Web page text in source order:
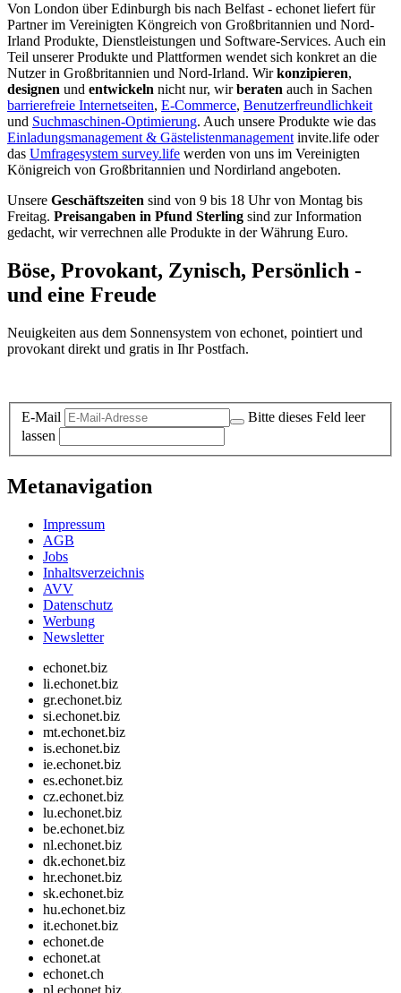
Von London über Edinburgh bis nach Belfast - echonet liefert für
Partner im Vereinigten Köngreich von Großbritannien und Nord-
Irland Produkte, Dienstleistungen und Software-Services. Auch ein
Teil unserer Produkte und Plattformen wendet sich konkret an die
Nutzer in Großbritannien und Nord-Irland. Wirkonzipieren,
designen und entwickeln nicht nur, wirberaten auch in Sachen
barrierefreie Internetseiten, E-Commerce, Benutzerfreundlichkeit
und Suchmaschinen-Optimierung. Auch unsere Produkte wie das
Einladungsmanagement & Gästelistenmanagement invite.life oder
das Umfragesystem survey.life werden von uns im Vereinigten
Königreich von Großbritannien und Nordirland angeboten.
Unsere Geschäftszeiten sind von 9 bis 18 Uhr von Montag bis
Freitag. Preisangaben in Pfund Sterling sind zur Information
gedacht, wir verrechnen alle Produkte in der Währung Euro.
Böse, Provokant, Zynisch, Persönlich -
und eine Freude
Neuigkeiten aus dem Sonnensystem von echonet, pointiert und
provokant direkt und gratis in Ihr Postfach.
E-Mail
Bitte dieses Feld leer
lassen
Metanavigation
Impressum
AGB
Jobs
Inhaltsverzeichnis
AVV
Datenschutz
Werbung
Newsletter
echonet.biz
li.echonet.biz
gr.echonet.biz
si.echonet.biz
mt.echonet.biz
is.echonet.biz
ie.echonet.biz
es.echonet.biz
cz.echonet.biz
lu.echonet.biz
be.echonet.biz
nl.echonet.biz
dk.echonet.biz
hr.echonet.biz
sk.echonet.biz
hu.echonet.biz
it.echonet.biz
echonet.de
echonet.at
echonet.ch